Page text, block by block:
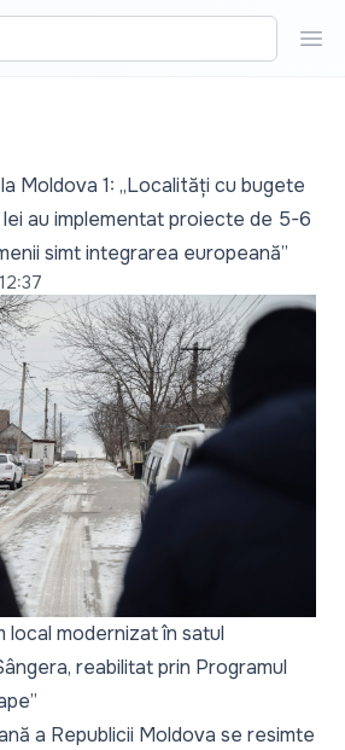
la Moldova 1: „Localități cu bugete
au implementat proiecte de 5-6
simt integrarea europeană”
local modernizat în satul
reabilitat prin Programul
a Republicii Moldova se resimte